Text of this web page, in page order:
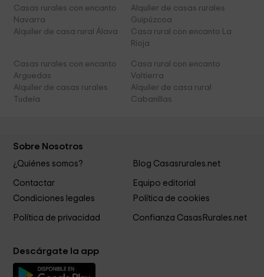
Casas rurales con encanto
Navarra
Alquiler de casas rurales
Guipúzcoa
Alquiler de casa rural Álava
Casa rural con encanto La
Rioja
Casas rurales con encanto
Arguedas
Casa rural con encanto
Valtierra
Alquiler de casas rurales
Tudela
Alquiler de casa rural
Cabanillas
Sobre Nosotros
¿Quiénes somos? Blog Casasrurales.net
Contactar
Equipo editorial
Condiciones legales
Política de cookies
Política de privacidad Confianza CasasRurales.net
Descárgate la app